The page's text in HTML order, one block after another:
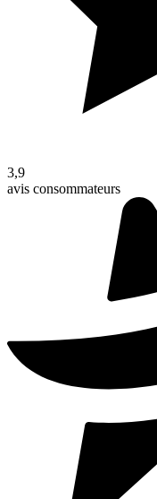
3,9
avis consommateurs